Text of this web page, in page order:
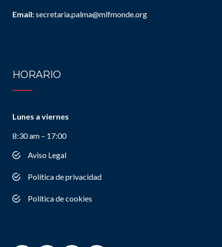
Email:secretaria.palma@mlfmonde.org
HORARIO
Lunes a viernes
8:30 am – 17:00
Aviso Legal
Política de privacidad
Política de cookies